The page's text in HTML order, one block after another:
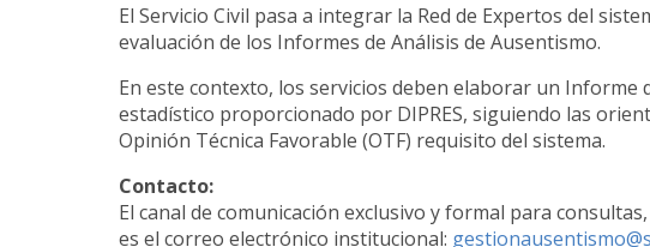
El Servicio Civil pasa a integrar la Red de Expertos del
evaluación de los Informes de Análisis de Ausentismo.
En este contexto, los servicios deben elaborar un Informe
estadístico proporcionado por DIPRES, siguiendo las
Opinión Técnica Favorable (OTF) requisito del sistema.
Contacto:
El canal de comunicación exclusivo y formal para
es el correo electrónico institucional: